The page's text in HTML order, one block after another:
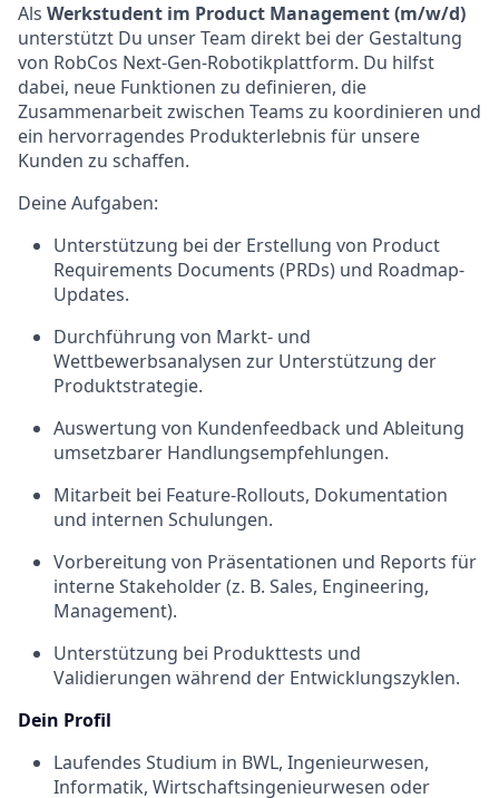
Als Werkstudent im Product Management (m/w/d)
unterstützt Du unser Team direkt bei der Gestaltung
von RobCos Next-Gen-Robotikplattform. Du hilfst
dabei, neue Funktionen zu definieren, die
Zusammenarbeit zwischen Teams zu koordinieren und
ein hervorragendes Produkterlebnis für unsere
Kunden zu schaffen.
Deine Aufgaben:
Unterstützung bei der Erstellung von Product
Requirements Documents (PRDs) und Roadmap-
Updates.
Durchführung von Markt- und
Wettbewerbsanalysen zur Unterstützung der
Produktstrategie.
Auswertung von Kundenfeedback und Ableitung
umsetzbarer Handlungsempfehlungen.
Mitarbeit bei Feature-Rollouts, Dokumentation
und internen Schulungen.
Vorbereitung von Präsentationen und Reports für
interne Stakeholder (z. B. Sales, Engineering,
Management).
Unterstützung bei Produkttests und
Validierungen während der Entwicklungszyklen.
Dein Profil
Laufendes Studium in BWL, Ingenieurwesen,
Informatik, Wirtschaftsingenieurwesen oder